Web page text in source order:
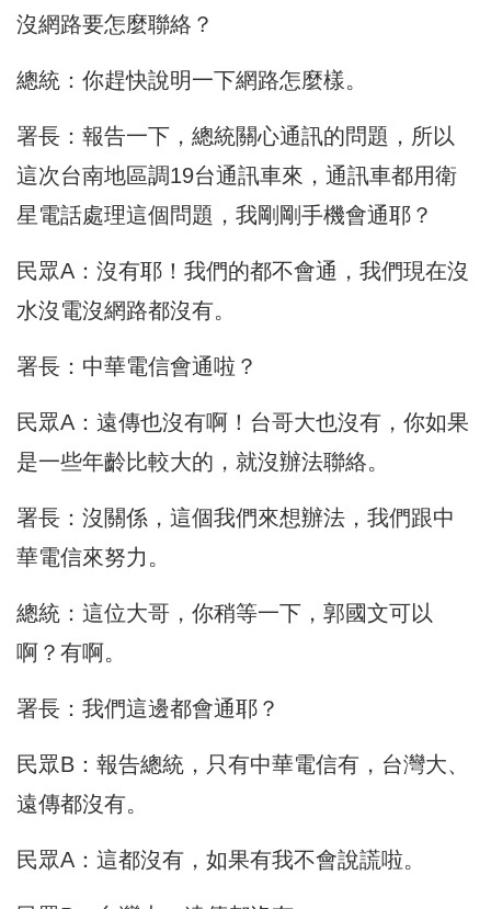
沒網路要怎麼聯絡？
總統：你趕快說明一下網路怎麼樣。
署長：報告一下，總統關心通訊的問題，所以
這次台南地區調19台通訊車來，通訊車都用衛
星電話處理這個問題，我剛剛手機會通耶？
民眾A：沒有耶！我們的都不會通，我們現在沒
水沒電沒網路都沒有。
署長：中華電信會通啦？
民眾A：遠傳也沒有啊！台哥大也沒有，你如果
是一些年齡比較大的，就沒辦法聯絡。
署長：沒關係，這個我們來想辦法，我們跟中
華電信來努力。
總統：這位大哥，你稍等一下，郭國文可以
啊？有啊。
署長：我們這邊都會通耶？
民眾B：報告總統，只有中華電信有，台灣大、
遠傳都沒有。
民眾A：這都沒有，如果有我不會說謊啦。